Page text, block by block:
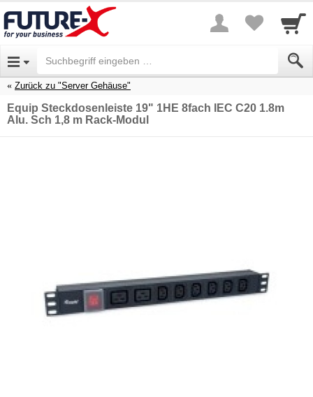
Zurück zu "Server Gehäuse"
Equip Steckdosenleiste 19" 1HE 8fach IEC C20 1.8m
Alu. Sch 1,8 m Rack-Modul